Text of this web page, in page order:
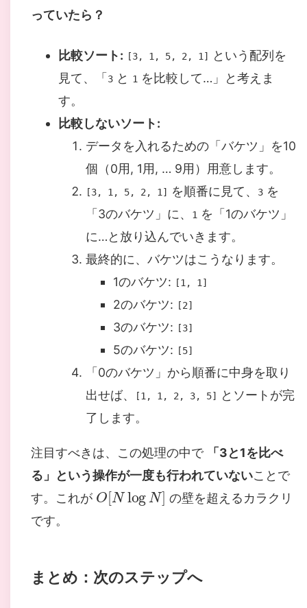
っていたら？
比較ソート: [3, 1, 5, 2, 1]
という配列を
見て、「 3 と 1 を比較して…」と考えま
す。
比較しないソート:
データを入れるための「バケツ」を10
個（0用, 1用, … 9用）用意します。
[3, 1, 5, 2, 1] を順番に見て、 3 を
「3のバケツ」に、
1 を「1のバケツ」
に…と放り込んでいきます。
最終的に、バケツはこうなります。
1のバケツ:
[1, 1]
2のバケツ: [2]
3のバケツ: [3]
5のバケツ: [5]
「0のバケツ」から順番に中身を取り
出せば、
[1, 1, 2, 3, 5]
とソートが完
了します。
注目すべきは、この処理の中で
「3と1を比べ
る」という操作が一度も行われていないことで
す。これが
O[N logN]
の壁を超えるカラクリ
です。
まとめ：次のステップへ